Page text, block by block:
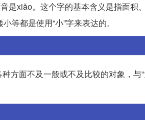
是xiǎo。这个字的基本含义是指面
等都是使用“小”字来表达的。
方面不及一般或不及比较的对象，与